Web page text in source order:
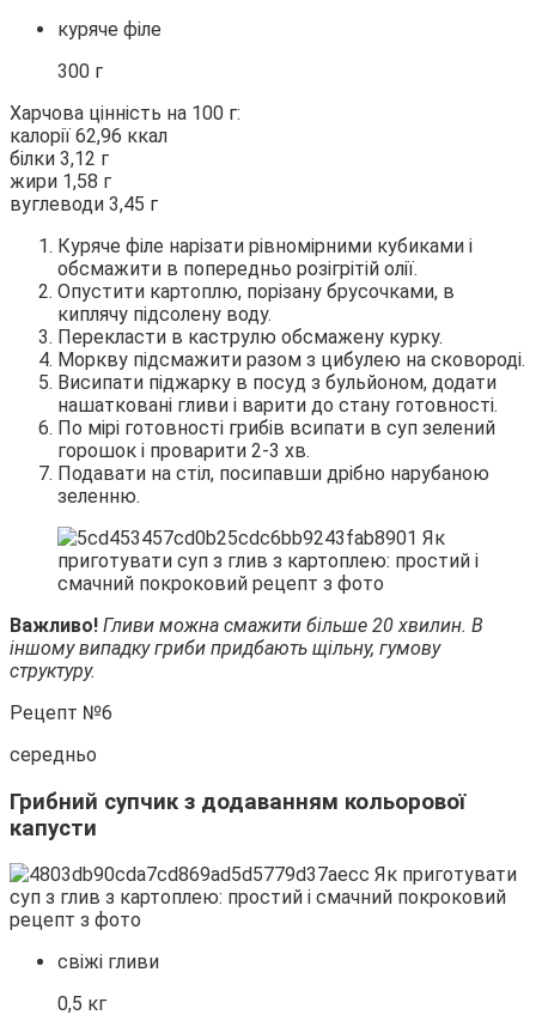
куряче філе
300 г
Харчова цінність на 100 г:
калорії 62,96 ккал
білки 3,12 г
жири 1,58 г
вуглеводи 3,45 г
Куряче філе нарізати рівномірними кубиками і
обсмажити в попередньо розігрітій олії.
Опустити картоплю, порізану брусочками, в
киплячу підсолену воду.
Перекласти в каструлю обсмажену курку.
Моркву підсмажити разом з цибулею на сковороді.
Висипати піджарку в посуд з бульйоном, додати
нашатковані гливи і варити до стану готовності.
По мірі готовності грибів всипати в суп зелений
горошок і проварити 2-3 хв.
Подавати на стіл, посипавши дрібно нарубаною
зеленню.
Важливо! Гливи можна смажити більше 20 хвилин. В
іншому випадку гриби придбають щільну, гумову
структуру.
Рецепт №6
середньо
Грибний супчик з додаванням кольорової
капусти
свіжі гливи
0,5 кг